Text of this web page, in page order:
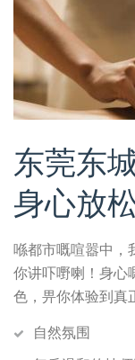
东莞东
身心放
喺都市嘅喧嚣中，
你讲吓嘢喇！身心
色，畀你体验到真
自然氛围